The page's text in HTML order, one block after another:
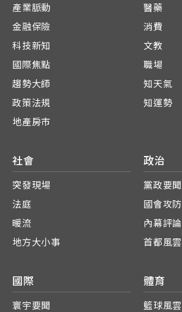
產業脈動
金融保險
科技新知
國際焦點
趨勢大師
政策法規
地產房市
醫藥
消費
文教
職場
知天氣
知運勢
社會
突發現場
法庭
暖流
地方大小事
政治
黨政要聞
國會攻防
內幕評論
首都風雲
國際
寰宇要聞
體育
籃球風雲